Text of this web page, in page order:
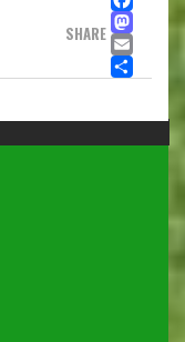
SHARE